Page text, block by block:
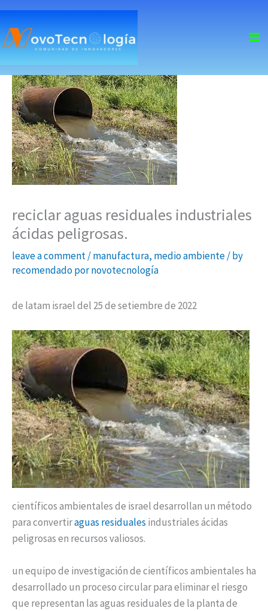
skip
content
reciclar aguas residuales industriales
ácidas peligrosas.
leave a comment/manufactura, medio ambiente/ by
recomendado por novotecnología
de latam israel del 25 de setiembre de 2022
científicos ambientales de israel desarrollan un método
para convertiraguas residuales industriales ácidas
peligrosas en recursos valiosos.
un equipo de investigación de científicos ambientales ha
desarrollado un proceso circular para eliminar el riesgo
que representan las aguas residuales de la planta de